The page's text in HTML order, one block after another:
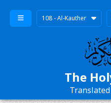
108 - Al-Kauther
The